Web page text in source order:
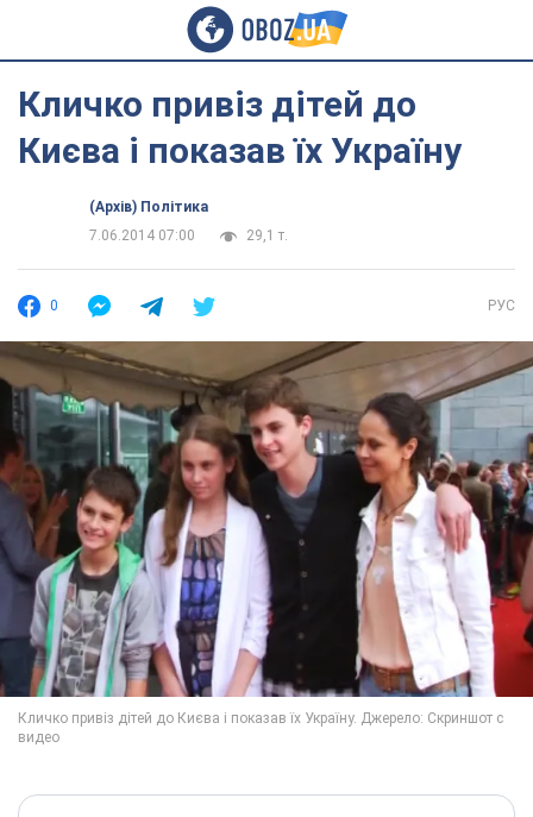
Кличко привіз дітей до
Києва і показав їх Україну
(Архів) Політика
7.06.2014 07:00
29,1 т.
0 РУС